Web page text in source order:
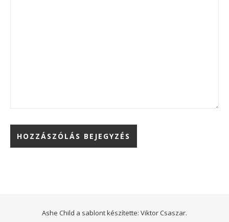
Ashe Child a sablont készítette: Viktor Csaszar.